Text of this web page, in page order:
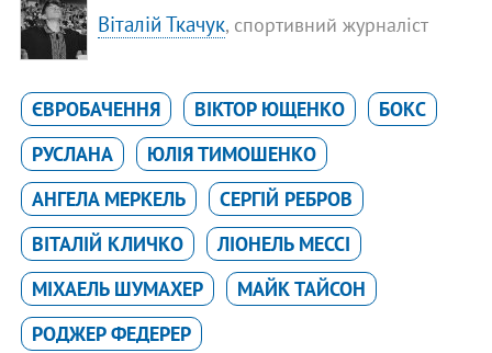
Віталій Ткачук, спортивний журналіст
ЄВРОБАЧЕННЯ ВІКТОР ЮЩЕНКО
БОКС
РУСЛАНА
ЮЛІЯ ТИМОШЕНКО
АНГЕЛА МЕРКЕЛЬ
СЕРГІЙ РЕБРОВ
ВІТАЛІЙ КЛИЧКО
ЛІОНЕЛЬ МЕССІ
МІХАЕЛЬ ШУМАХЕР
МАЙК ТАЙСОН
РОДЖЕР ФЕДЕРЕР